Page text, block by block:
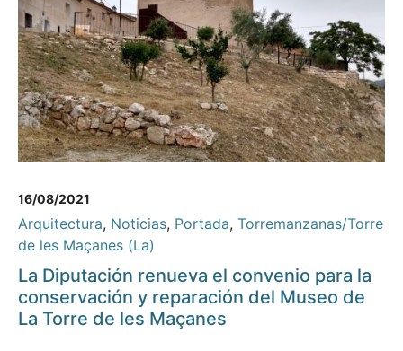
16/08/2021
Arquitectura, Noticias, Portada, Torremanzanas/Torre
de les Maçanes (La)
La Diputación renueva el convenio para la
conservación y reparación del Museo de
La Torre de les Maçanes